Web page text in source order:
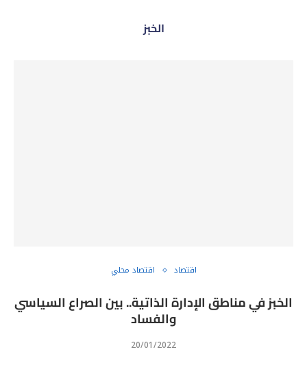
الخبز
اقتصاد اقتصاد محلي
الخبز في مناطق الإدارة الذاتية.. بين الصراع السياسي
والفساد
20/01/2022